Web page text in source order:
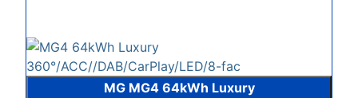
MG MG4 64kWh Luxury